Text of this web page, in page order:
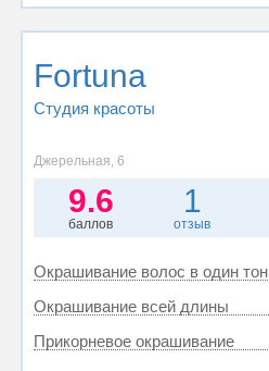
Fortuna
Студия красоты
Джерельная, 6
9.6
баллов
1
отзыв
Окрашивание волос в один тон
Окрашивание всей длины
Прикорневое окрашивание